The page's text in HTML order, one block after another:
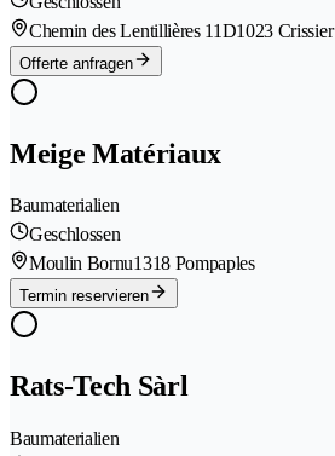
Chemin des Lentillières 11D1023 Crissier
Offerte anfragen
Meige Matériaux
Baumaterialien
Geschlossen
Moulin Bornu1318 Pompaples
Termin reservieren
Rats-Tech Sàrl
Baumaterialien